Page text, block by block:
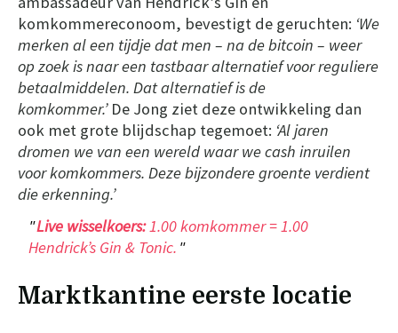
komkommereconoom, bevestigt de geruchten: ‘We
merken al een tijdje dat men – na de bitcoin – weer
op zoek is naar een tastbaar alternatief voor reguliere
betaalmiddelen. Dat alternatief is de
komkommer.’De Jong ziet deze ontwikkeling dan
ook met grote blijdschap tegemoet: ‘Al jaren
dromen we van een wereld waar we cash inruilen
voor komkommers. Deze bijzondere groente verdient
die erkenning.’
Live wisselkoers:1.00 komkommer = 1.00
Hendrick’s Gin & Tonic.
Marktkantine eerste locatie